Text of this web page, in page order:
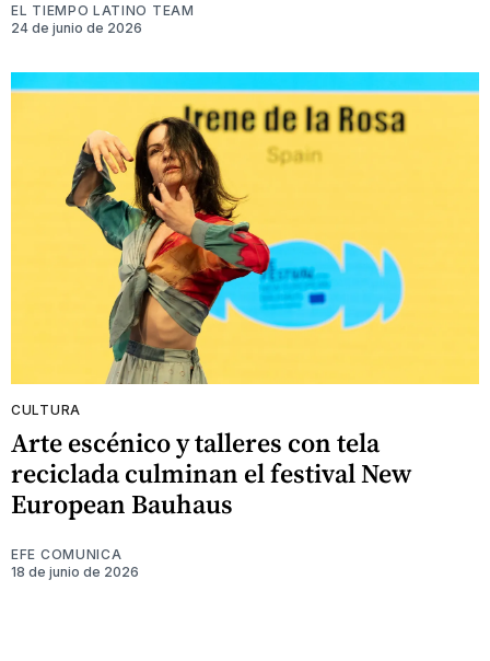
EL TIEMPO LATINO TEAM
24 de junio de 2026
CULTURA
Arte escénico y talleres con tela
reciclada culminan el festival New
European Bauhaus
EFE COMUNICA
18 de junio de 2026